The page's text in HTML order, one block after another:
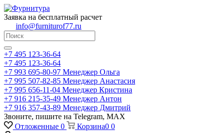
Заявка на бесплатный расчет
info@furniturof77.ru
+7 495 123-36-64
+7 495 123-36-64
+7 993 695-80-97 Менеджер Ольга
+7 995 507-82-85 Менеджер Анастасия
+7 995 656-11-04 Менеджер Кристина
+7 916 215-35-49 Менеджер Антон
+7 916 357-43-89 Менеджер Дмитрий
Звоните, пишите на Telegram, MAX
Отложенные 0 Корзина0 0